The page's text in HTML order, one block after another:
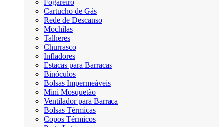
Fogareiro
Cartucho de Gás
Rede de Descanso
Mochilas
Talheres
Churrasco
Infladores
Estacas para Barracas
Binóculos
Bolsas Impermeáveis
Mini Mosquetão
Ventilador para Barraca
Bolsas Térmicas
Copos Térmicos